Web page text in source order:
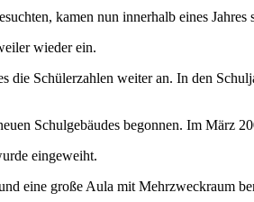
kamen nun innerhalb eines
wieder ein.
die Schülerzahlen weiter an. In den
Schulgebäudes begonnen. Im März
eingeweiht.
eine große Aula mit Mehrzweckraum